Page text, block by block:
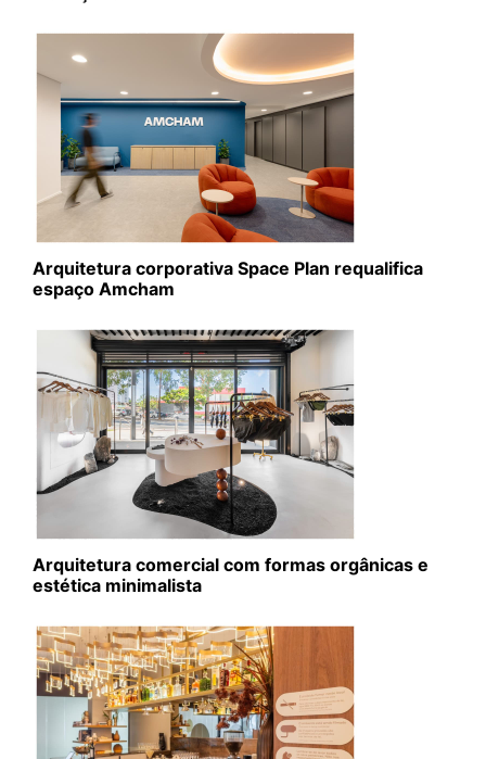
Arquitetura corporativa Space Plan requalifica
espaço Amcham
Arquitetura comercial com formas orgânicas e
estética minimalista